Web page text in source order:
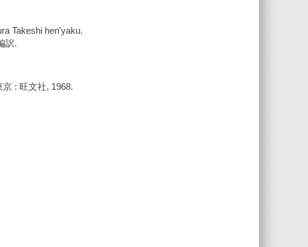
Takeshi hen'yaku.
訳.
: 旺文社, 1968.